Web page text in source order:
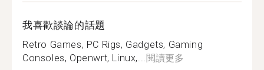
我喜歡談論的話題
Retro Games, PC Rigs, Gadgets, Gaming
Consoles, Openwrt, Linux,...閱讀更多